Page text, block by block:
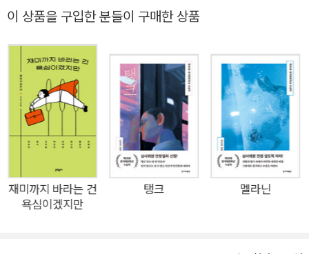
의 아름다운 정원》, 윤고은의 《무중력 증후군》, 최진영의 《당신
《다른 사람》, 박서련의 《체공녀 강주룡》 등 한국소설을 이끌어가
는 많은 작가를 배출해온 한겨레문학상은 비록 수상작을 내지 못
했지만 처음으로 전원 여성 심사위원을 위촉했던 제24회 한겨레
문학상에 이어, 이번 제25회 한겨레문학상에서도 심사위원 전원
을 여성 작가로 위촉해 시대의 흐름을 읽어낸 작품을 선정하고자
노력했다. 심사위원 여덟 명의 단단한 지지를 받으며 선정된 수상
작은, 한국어학당에서 일어나는 네 명의 여성 시간강사의 이야기
를 담은 서수진 작가의 장편소설 《코리안 티처》다. 심사를 맡은
강영숙 소설가는 이 소설이 “고학력 여성들을 포함해 많은 여성
이 상품을 구입한 분들이 구매한 상품
재미까지 바라는 건
욕심이겠지만
탱크 멜라닌